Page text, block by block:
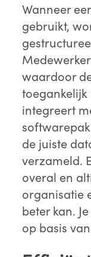
Wanneer
gebruikt,
waardoor
toegankelijk
integreert
de juiste
verzameld.
overal en
organisatie
beter kan.
op basis